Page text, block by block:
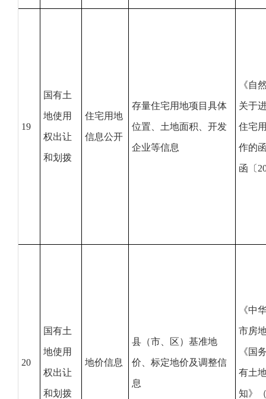
19
国有土
地使用
权出让
和划拨
住宅用地
信息公开
存量住宅用地项目具体
位置、土地面积、开发
企业等信息
《自
关于
住宅
作的
函〔
20
国有土
地使用
权出让
和划拨
地价信息
县（市、区）基准地
价、标定地价及调整信
息
《中
市房
《国
有土
知》